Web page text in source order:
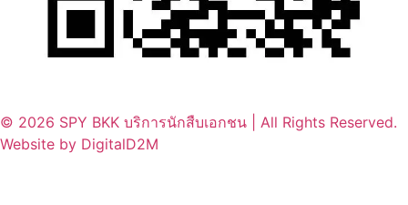
© 2026 SPY BKK บริการนักสืบเอกชน | All Rights Reserved.
Website by DigitalD2M